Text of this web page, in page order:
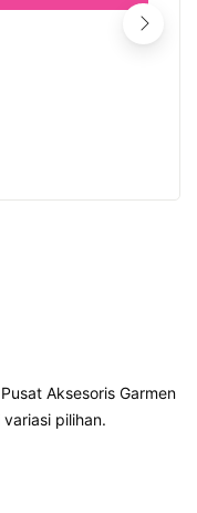
Aksesoris Garmen
pilihan.